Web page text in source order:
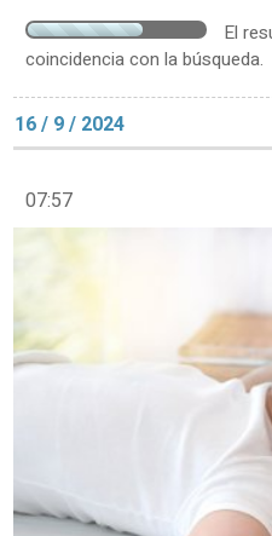
El
coincidencia con la búsqueda.
16 / 9 / 2024
07:57